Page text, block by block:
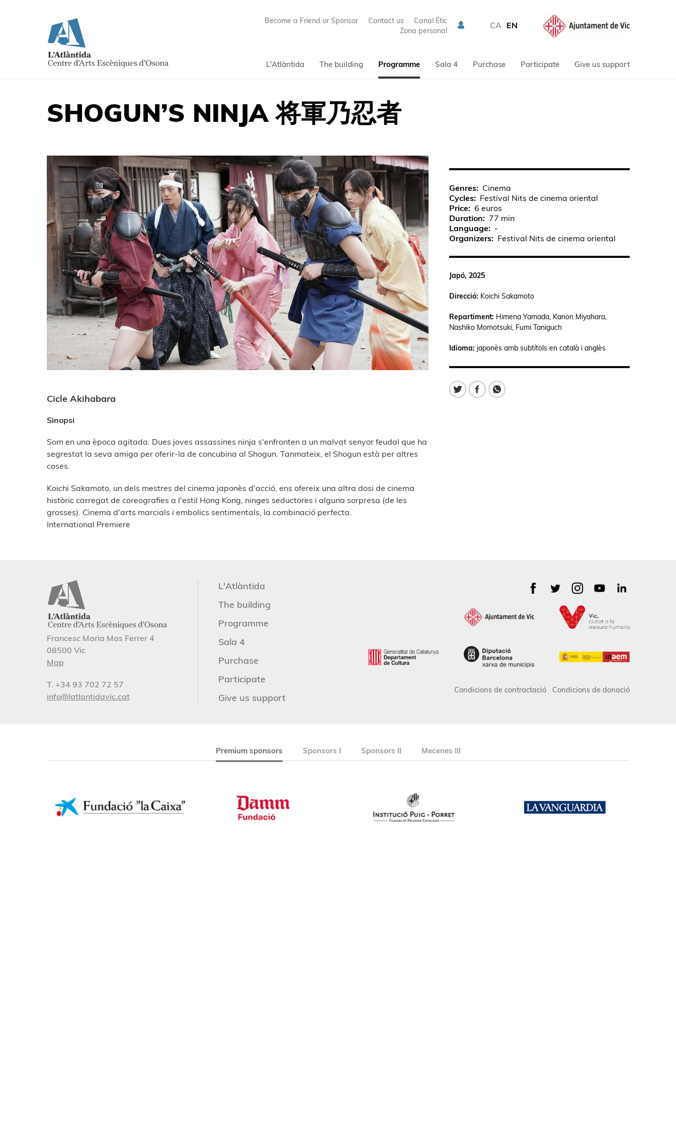
Become a Friend or Sponsor Contact us
Canal Ètic
Zona personal
CA EN
L'Atlàntida The building Programme Sala 4 Purchase Participate Give us support
SHOGUN’S NINJA 将軍乃忍者
Cicle Akihabara
Sinopsi
Som en una època agitada. Dues joves assassines ninja s'enfronten a un malvat senyor feudal que ha
segrestat la seva amiga per oferir-la de concubina al Shogun. Tanmateix, el Shogun està per altres
coses.
Koichi Sakamoto, un dels mestres del cinema japonès d'acció, ens ofereix una altra dosi de cinema
històric carregat de coreografies a l'estil Hong Kong, ninges seductores i alguna sorpresa (de les
grosses). Cinema d'arts marcials i embolics sentimentals, la combinació perfecta.
International Premiere
Genres
Cinema
Cycles
Festival Nits de cinema oriental
Price
6 euros
Duration
77 min
Language
-
Organizers
Festival Nits de cinema oriental
Japó, 2025
Direcció: Koichi Sakamoto
Repartiment: Himena Yamada, Kanon Miyahara,
Nashiko Momotsuki, Fumi Taniguch
Idioma: japonès amb subtítols en català i anglès
Francesc Maria Mas Ferrer 4
08500 Vic
Map
T. +34 93 702 72 57
info@latlantidavic.cat
L'Atlàntida
The building
Programme
Sala 4
Purchase
Participate
Give us support
Condicions de contractació Condicions de donació
Premium sponsors Sponsors I Sponsors II Mecenes III